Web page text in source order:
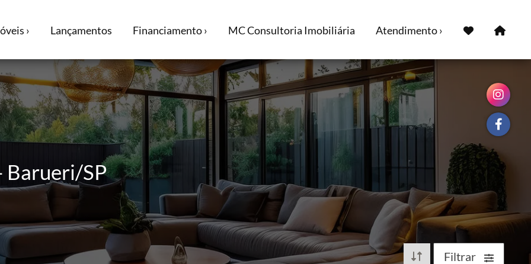
› Lançamentos Financiamento › MC Consultoria Imobiliária Atendimento ›
Barueri/SP
Filtrar